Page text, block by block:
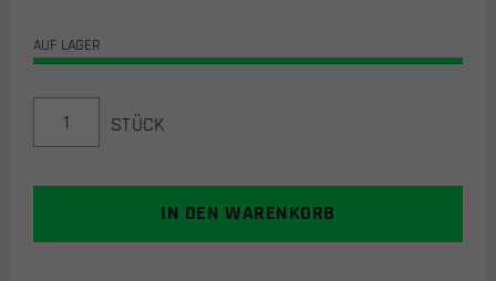
AUF LAGER
APS
GBB
STÜCK
IN DEN WARENKORB